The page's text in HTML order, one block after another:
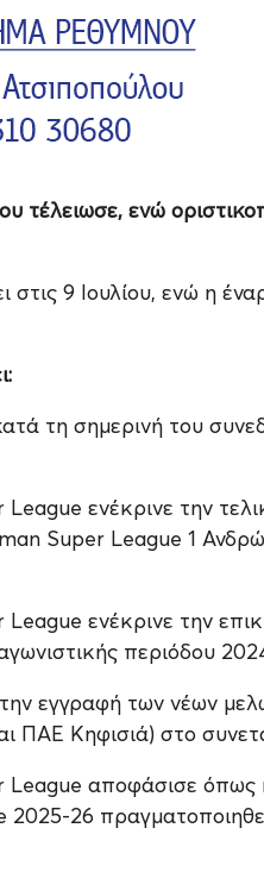
τέλειωσε, ενώ
9 Ιουλίου, ενώ η
τη σημερινή του
ενέκρινε την
Super League 1
ενέκρινε την
περιόδου
εγγραφή των νέων
Κηφισιά) στο
League αποφάσισε
26